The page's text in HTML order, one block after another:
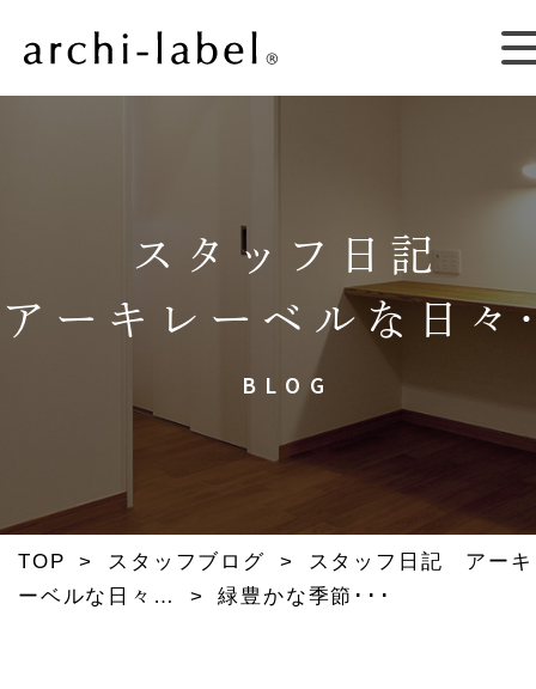
スタッフ日記
アーキレーベルな日
BLOG
TOP > スタッフブログ >
スタッフ日記 アーキ
ーベルな日々…
> 緑豊かな季節･･･